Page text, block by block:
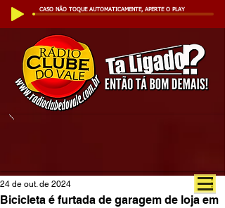
CASO NÃO TOQUE AUTOMATICAMENTE, APERTE O PLAY
Bicicleta é furtada de garagem de loja em
24 de out. de 2024